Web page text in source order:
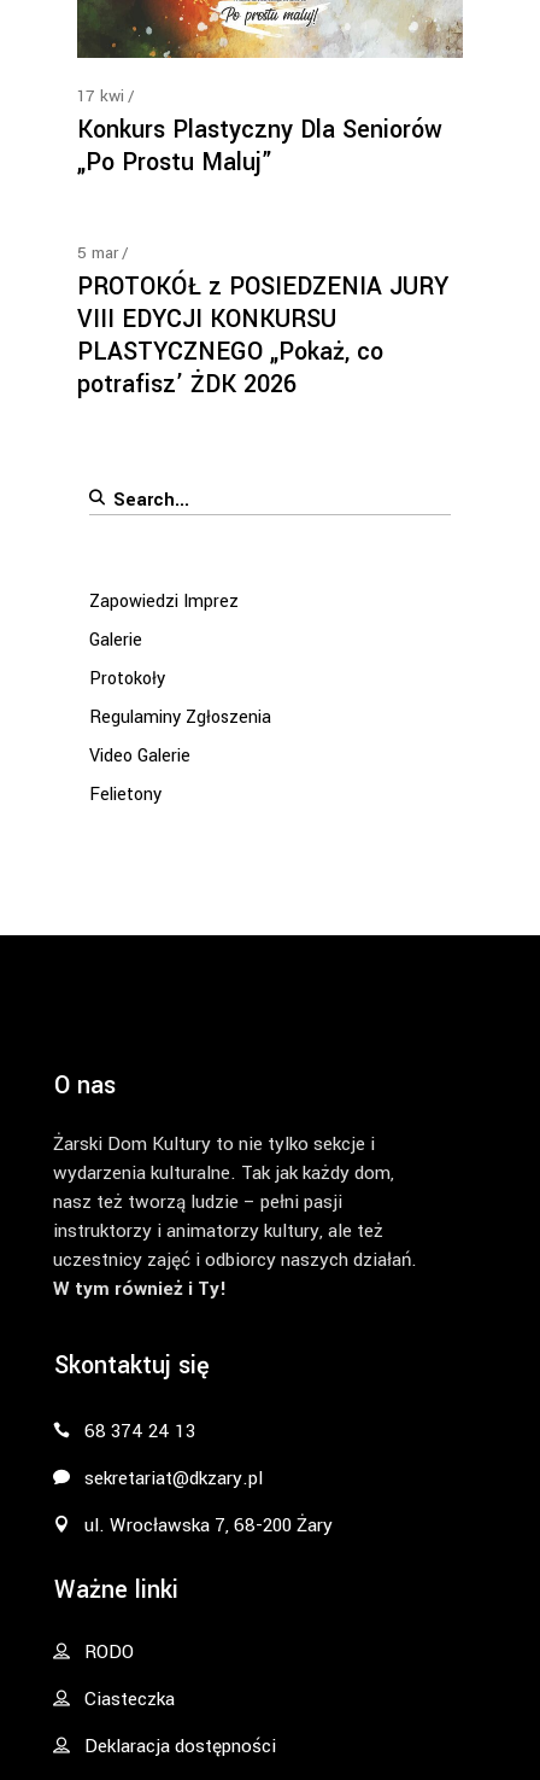
17 kwi
Konkurs Plastyczny Dla Seniorów
„Po Prostu Maluj”
5 mar
PROTOKÓŁ z POSIEDZENIA JURY
VIII EDYCJI KONKURSU
PLASTYCZNEGO „Pokaż, co
potrafisz’ ŻDK 2026
Search
Zapowiedzi Imprez
Galerie
Protokoły
Regulaminy Zgłoszenia
Video Galerie
Felietony
O nas
Żarski Dom Kultury to nie tylko sekcje i
wydarzenia kulturalne. Tak jak każdy dom,
nasz też tworzą ludzie – pełni pasji
instruktorzy i animatorzy kultury, ale też
uczestnicy zajęć i odbiorcy naszych działań.
W tym również i Ty!
Skontaktuj się
68 374 24 13
sekretariat@dkzary.pl
ul. Wrocławska 7, 68-200 Żary
Ważne linki
RODO
Ciasteczka
Deklaracja dostępności